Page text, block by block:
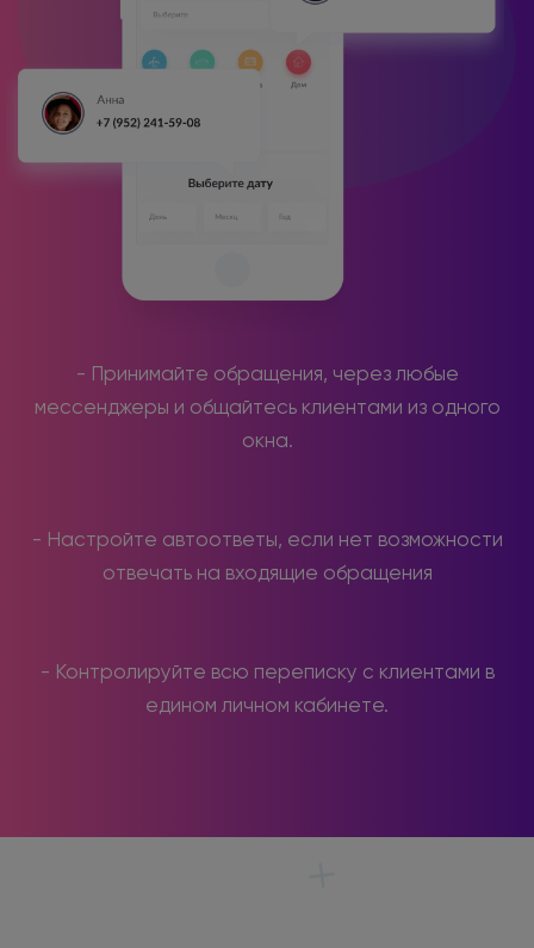
- Принимайте обращения, через любые
мессенджеры и общайтесь клиентами из одного
окна.
- Настройте автоответы, если нет возможности
отвечать на входящие обращения
- Контролируйте всю переписку с клиентами в
едином личном кабинете.